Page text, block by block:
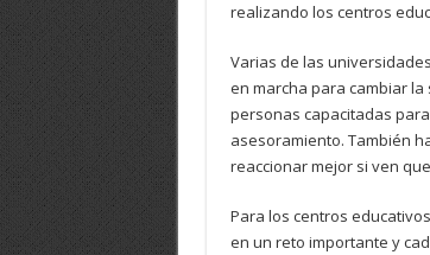
realizando los centros
Varias de las
en marcha para cambiar
personas capacitadas
asesoramiento. También
reaccionar mejor si ven
Para los centros
en un reto importante y